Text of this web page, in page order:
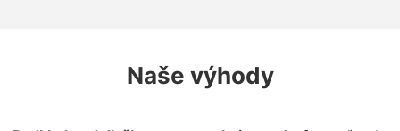
Naše výhody